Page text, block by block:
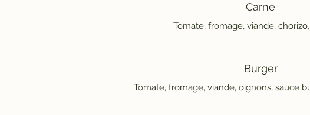
Carne
Burger
Tomate, fromage, viande, oignons, sauce